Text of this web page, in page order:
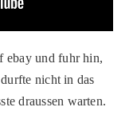
ebay und fuhr hin,
nicht in das
draussen warten.